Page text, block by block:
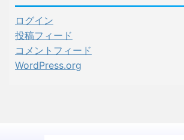
ログイン
投稿フィード
コメントフィード
WordPress.org